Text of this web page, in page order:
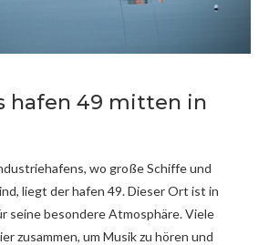
hafen 49 mitten in
wo große Schiffe und
liegt der hafen 49. Dieser Ort ist in
seine besondere Atmosphäre. Viele
zusammen, um Musik zu hören und